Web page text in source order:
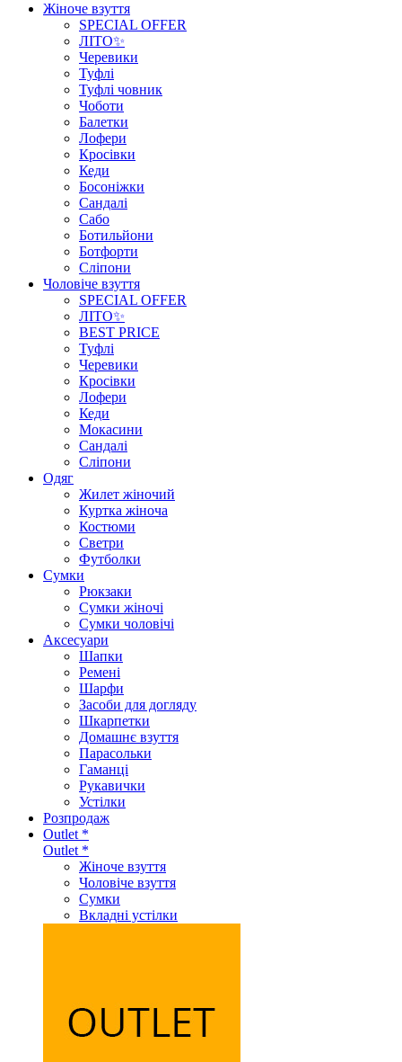
Жіноче взуття
SPECIAL OFFER
ЛІТО✨
Черевики
Туфлі
Туфлі човник
Чоботи
Балетки
Лофери
Кросівки
Кеди
Босоніжки
Сандалі
Сабо
Ботильйони
Ботфорти
Сліпони
Чоловіче взуття
SPECIAL OFFER
ЛІТО✨
BEST PRICE
Туфлі
Черевики
Кросівки
Лофери
Кеди
Мокасини
Сандалі
Сліпони
Одяг
Жилет жіночий
Куртка жіноча
Костюми
Светри
Футболки
Сумки
Рюкзаки
Сумки жіночі
Сумки чоловічі
Аксеcуари
Шапки
Ремені
Шарфи
Засоби для догляду
Шкарпетки
Домашнє взуття
Парасольки
Гаманці
Рукавички
Устілки
Розпродаж
Outlet *
Outlet *
Жіноче взуття
Чоловіче взуття
Сумки
Вкладні устілки